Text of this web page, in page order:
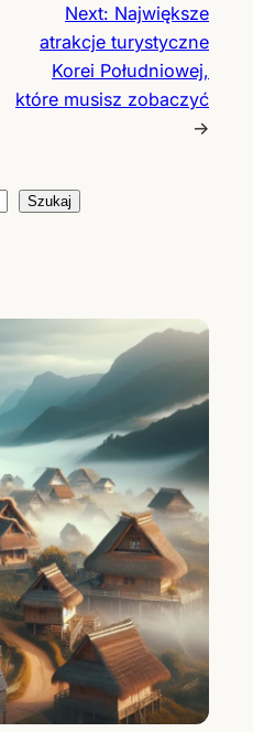
Next: Największe
atrakcje turystyczne
Korei Południowej,
które musisz zobaczyć
→
Szukaj